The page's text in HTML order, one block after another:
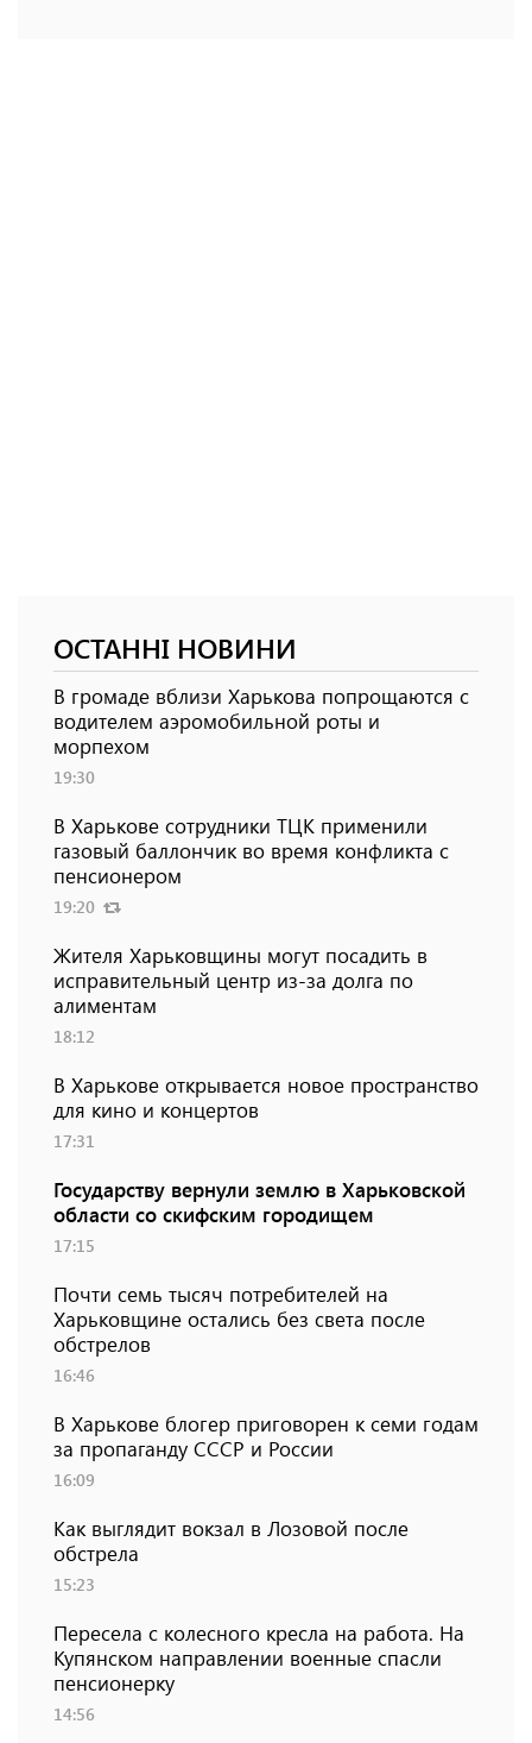
ОСТАННІ НОВИНИ
В громаде вблизи Харькова попрощаются с
водителем аэромобильной роты и
морпехом
19:30
В Харькове сотрудники ТЦК применили
газовый баллончик во время конфликта с
пенсионером
19:20
Жителя Харьковщины могут посадить в
исправительный центр из-за долга по
алиментам
18:12
В Харькове открывается новое пространство
для кино и концертов
17:31
Государству вернули землю в Харьковской
области со скифским городищем
17:15
Почти семь тысяч потребителей на
Харьковщине остались без света после
обстрелов
16:46
В Харькове блогер приговорен к семи годам
за пропаганду СССР и России
16:09
Как выглядит вокзал в Лозовой после
обстрела
15:23
Пересела с колесного кресла на работа. На
Купянском направлении военные спасли
пенсионерку
14:56